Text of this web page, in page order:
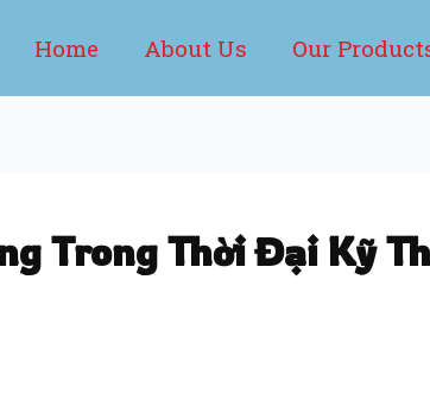
Home About Us Our
Trong Thời Đại Kỹ